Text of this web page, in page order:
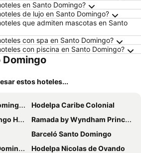
en Santo Domingo?
de lujo en Santo Domingo?
que admiten mascotas en Santo
con spa en Santo Domingo?
con piscina en Santo Domingo?
Domingo
estos hoteles...
& Casino
Hodelpa Caribe Colonial
Hotel
Ramada by Wyndham Princess Santo Domingo
Barceló Santo Domingo
By Ihg
Hodelpa Nicolas de Ovando